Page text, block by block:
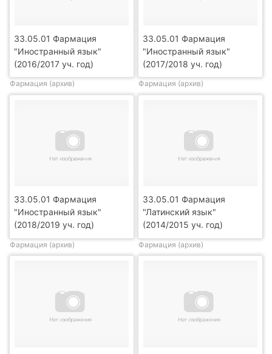
33.05.01 Фармация
"Иностранный язык"
(2016/2017 уч. год)
Фармация (архив)
33.05.01 Фармация
"Иностранный язык"
(2017/2018 уч. год)
Фармация (архив)
33.05.01 Фармация
"Иностранный язык"
(2018/2019 уч. год)
Фармация (архив)
33.05.01 Фармация
"Латинский язык"
(2014/2015 уч. год)
Фармация (архив)